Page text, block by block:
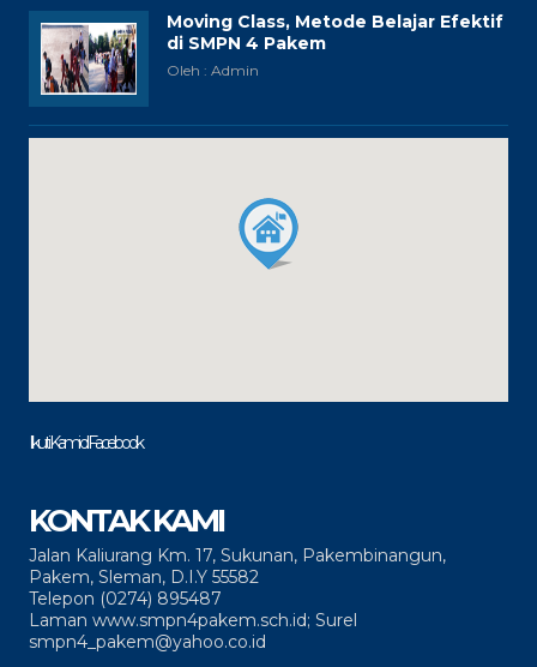
Moving Class, Metode Belajar Efektif
di SMPN 4 Pakem
Oleh : Admin
Ikuti Kami di Facebook
KONTAK KAMI
Jalan Kaliurang Km. 17, Sukunan, Pakembinangun,
Pakem, Sleman, D.I.Y 55582
Telepon (0274) 895487
Laman www.smpn4pakem.sch.id; Surel
smpn4_pakem@yahoo.co.id